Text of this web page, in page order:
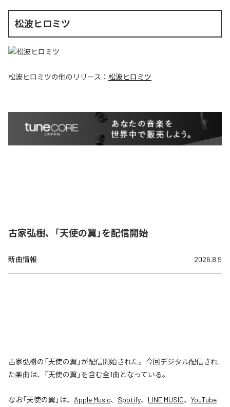
松波ヒロミツ
松波ヒロミツの他のリリース： 松波ヒロミツ
古家弘樹、「天使の翼」を配信開始
新曲情報 2026.8.9
古家弘樹の「天使の翼」が配信開始された。今回デジタル配信され
た楽曲は、「天使の翼」を含む全1曲となっている。
なお「天使の翼 」は、 Apple Music、 Spotify、 LINE MUSIC、 YouTube